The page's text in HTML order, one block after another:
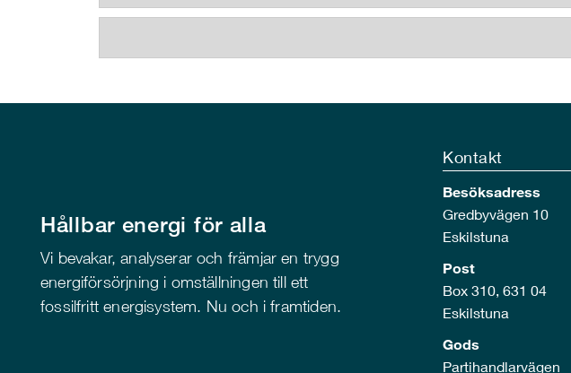
Hållbar energi för alla
Vi bevakar, analyserar och främjar en trygg
energiförsörjning i omställningen till ett
fossilfritt energisystem. Nu och i framtiden.
Kontakt
Besöksadress
Gredbyvägen 10
Eskilstuna
Post
Box 310, 631 04
Eskilstuna
Gods
Partihandlarvägen